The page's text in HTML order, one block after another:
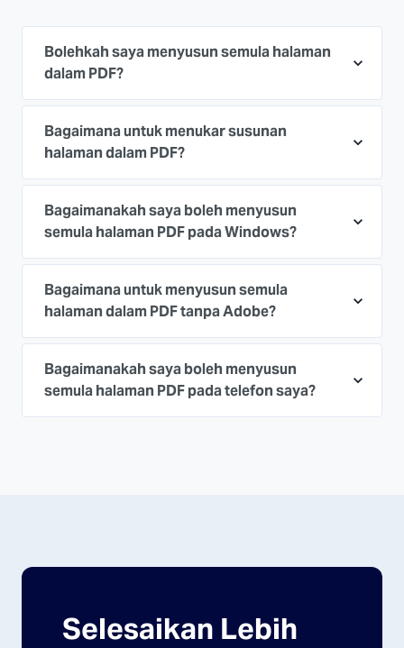
Bolehkah saya menyusun semula halaman
dalam PDF?
Bagaimana untuk menukar susunan
halaman dalam PDF?
Bagaimanakah saya boleh menyusun
semula halaman PDF pada Windows?
Bagaimana untuk menyusun semula
halaman dalam PDF tanpa Adobe?
Bagaimanakah saya boleh menyusun
semula halaman PDF pada telefon saya?
Selesaikan Lebih